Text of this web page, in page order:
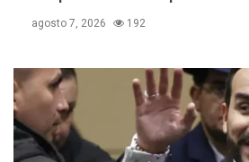
agosto 7, 2026 192